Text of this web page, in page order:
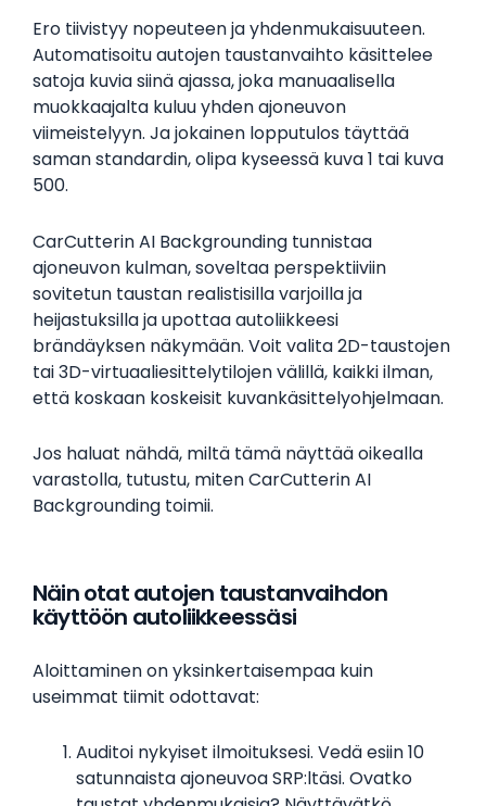
Ero tiivistyy nopeuteen ja yhdenmukaisuuteen.
Automatisoitu autojen taustanvaihto käsittelee
satoja kuvia siinä ajassa, joka manuaalisella
muokkaajalta kuluu yhden ajoneuvon
viimeistelyyn. Ja jokainen lopputulos täyttää
saman standardin, olipa kyseessä kuva 1 tai kuva
500.
CarCutterin AI Backgrounding tunnistaa
ajoneuvon kulman, soveltaa perspektiiviin
sovitetun taustan realistisilla varjoilla ja
heijastuksilla ja upottaa autoliikkeesi
brändäyksen näkymään. Voit valita 2D-taustojen
tai 3D-virtuaaliesittelytilojen välillä, kaikki ilman,
että koskaan koskeisit kuvankäsittelyohjelmaan.
Jos haluat nähdä, miltä tämä näyttää oikealla
varastolla, tutustu, miten CarCutterin AI
Backgrounding toimii.
Näin otat autojen taustanvaihdon
käyttöön autoliikkeessäsi
Aloittaminen on yksinkertaisempaa kuin
useimmat tiimit odottavat:
Auditoi nykyiset ilmoituksesi. Vedä esiin 10
satunnaista ajoneuvoa SRP:ltäsi. Ovatko